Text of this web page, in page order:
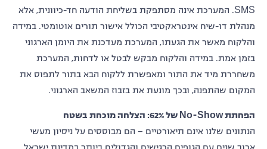
SMS. המערכת אינה מסתפקת בשליחת הודעה חד-כיוונית, אלא
מנהלת דו-שיח אינטראקטיבי הכולל אישור תורים אוטומטי. במידה
והלקוח מאשר את הגעתו, המערכת מעדכנת את היומן הארגוני
בזמן אמת. במידה והלקוח מבקש לבטל או לדחות, המערכת
משחררת מיד את התור ומאפשרת ללקוח הבא בתור לתפוס את
המקום שהתפנה, ובכך מונעת את בזבוז המשאב הארגוני.
הפחתת No-Show של 62%: הצלחה מוכחת בשטח
הנתונים שלנו אינם תיאורטיים – הם מבוססים על ניסיון מעשי
ארוך שנים עם הגופים הרגישים והגדולים ביותר במדינת ישראל,